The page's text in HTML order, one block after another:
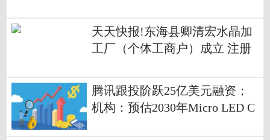
天天快报!东海县卿清宏水晶加
工厂（个体工商户）成立 注册
腾讯跟投阶跃25亿美元融资；
机构：预估2030年Micro LED C